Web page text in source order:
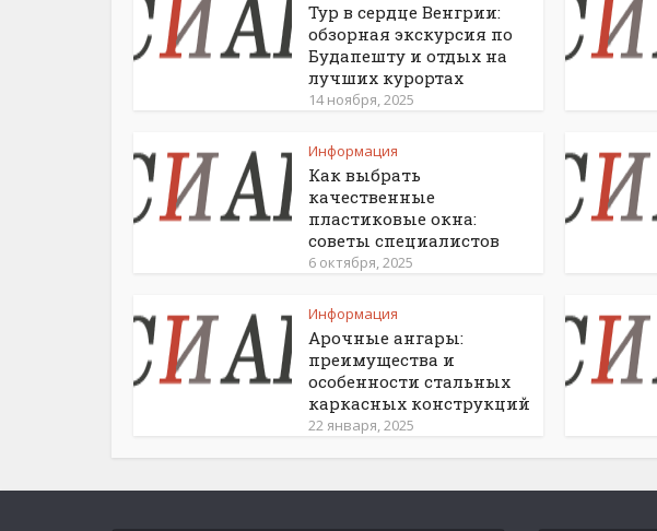
Тур в сердце Венгрии:
обзорная экскурсия по
Будапешту и отдых на
лучших курортах
14 ноября, 2025
Информация
Как выбрать
качественные
пластиковые окна:
советы специалистов
6 октября, 2025
Информация
Арочные ангары:
преимущества и
особенности стальных
каркасных конструкций
22 января, 2025